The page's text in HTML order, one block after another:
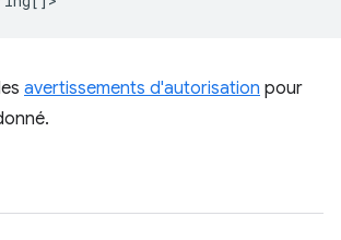
avertissements d'autorisation pour